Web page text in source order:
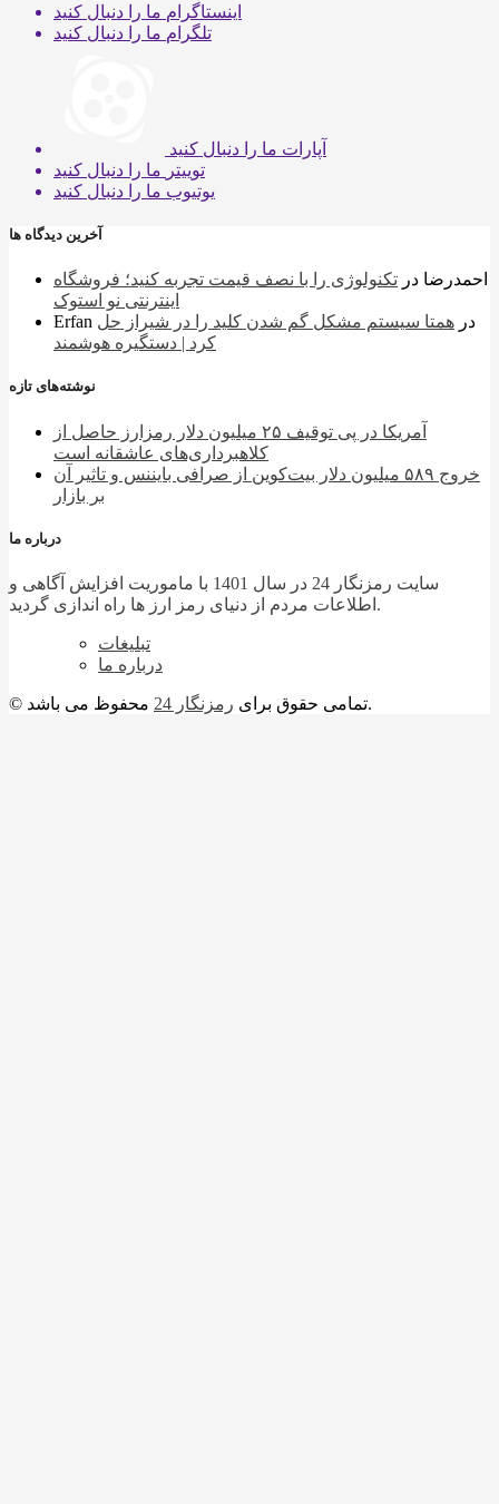
اینستاگرام ما را دنبال کنید
تلگرام ما را دنبال کنید
آپارات ما را دنبال کنید
توییتر ما را دنبال کنید
یوتیوب ما را دنبال کنید
آخرین دیدگاه ها
احمدرضا در تکنولوژی را با نصف قیمت تجربه کنید؛ فروشگاه
اینترنتی نو استوک
Erfan
در همتا سیستم مشکل گم شدن کلید را در شیراز حل
کرد | دستگیره هوشمند
نوشته‌های تازه
آمریکا در پی توقیف ۲۵ میلیون دلار رمزارز حاصل از
کلاهبرداری‌های عاشقانه است
خروج ۵۸۹ میلیون دلار بیت‌کوین از صرافی بایننس و تاثیر آن
بر بازار
درباره ما
سایت رمزنگار 24 در سال 1401 با ماموریت افزایش آگاهی و
اطلاعات مردم از دنیای رمز ارز ها راه اندازی گردید.
تبلیغات
درباره ما
© تمامی حقوق برای رمزنگار 24 محفوظ می باشد.